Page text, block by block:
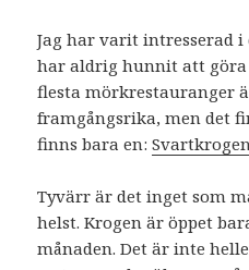
Jag har varit intresserad i
har aldrig hunnit att göra
flesta mörkrestauranger
framgångsrika, men det
finns bara en:
Tyvärr är det inget som
helst. Krogen är öppet
månaden. Det är inte